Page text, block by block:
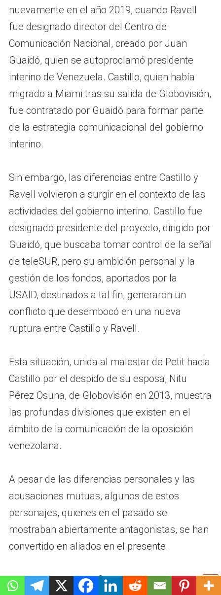
nuevamente en el año 2019, cuando Ravell
fue designado director del Centro de
Comunicación Nacional, creado por Juan
Guaidó, quien se autoproclamó presidente
interino de Venezuela. Castillo, quien había
migrado a Miami tras su salida de Globovisión,
fue contratado por Guaidó para formar parte
de la estrategia comunicacional del gobierno
interino.
Sin embargo, las diferencias entre Castillo y
Ravell volvieron a surgir en el contexto de las
actividades del gobierno interino. Castillo fue
designado presidente del proyecto, dirigido por
Guaidó, que buscaba tomar control de la señal
de teleSUR, pero su ambición personal y la
gestión de los fondos, aportados por la
USAID, destinados a tal fin, generaron un
conflicto que desembocó en una nueva
ruptura entre Castillo y Ravell.
Esta situación, unida al malestar de Petit hacia
Castillo por el despido de su esposa, Nitu
Pérez Osuna, de Globovisión en 2013, muestra
las profundas divisiones que existen en el
ámbito de la comunicación de la oposición
venezolana.
A pesar de las diferencias personales y las
acusaciones mutuas, algunos de estos
personajes, quienes en el pasado se
mostraban abiertamente antagonistas, se han
convertido en aliados en el presente.
En la actualidad, las figuras de Ravell y